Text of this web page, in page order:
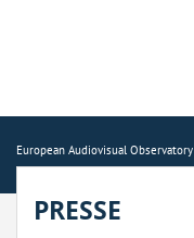
European Audiovisual Observatory
PRESSE